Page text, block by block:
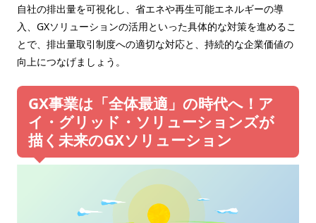
自社の排出量を可視化し、省エネや再生可能エネルギーの導
入、GXソリューションの活用といった具体的な対策を進めるこ
とで、排出量取引制度への適切な対応と、持続的な企業価値の
向上につなげましょう。
GX事業は「全体最適」の時代へ！ア
イ・グリッド・ソリューションズが
描く未来のGXソリューション